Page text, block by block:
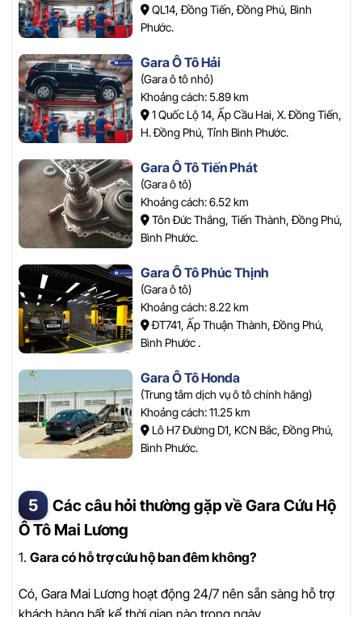
QL14, Đồng Tiến, Đồng Phú, Bình
Phước.
Gara Ô Tô Hải
(Gara ô tô nhỏ)
Khoảng cách: 5.89 km
1 Quốc Lộ 14, Ấp Cầu Hai, X. Đồng Tiến,
H. Đồng Phú, Tỉnh Bình Phước.
Gara Ô Tô Tiến Phát
(Gara ô tô)
Khoảng cách: 6.52 km
Tôn Đức Thắng, Tiến Thành, Đồng Phú,
Bình Phước.
Gara Ô Tô Phúc Thịnh
(Gara ô tô)
Khoảng cách: 8.22 km
ĐT741, Ấp Thuận Thành, Đồng Phú,
Bình Phước .
Gara Ô Tô Honda
(Trung tâm dịch vụ ô tô chính hãng)
Khoảng cách: 11.25 km
Lô H7 Đường D1, KCN Bắc, Đồng Phú,
Bình Phước.
Các câu hỏi thường gặp về Gara Cứu Hộ
Ô Tô Mai Lương
1. Gara có hỗ trợ cứu hộ ban đêm không?
Có, Gara Mai Lương hoạt động 24/7 nên sẵn sàng hỗ trợ